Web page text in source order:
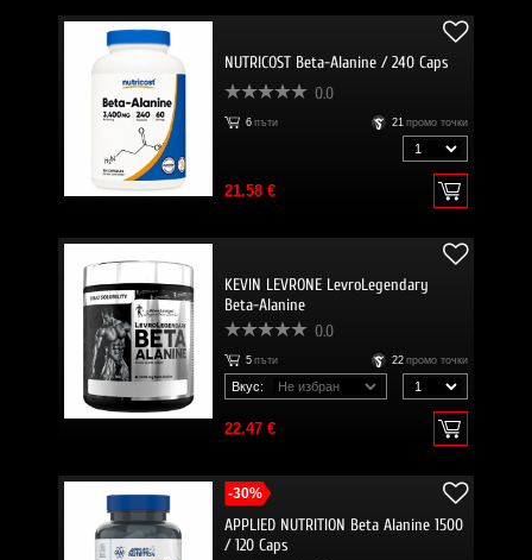
NUTRICOST Beta-Alanine / 240 Caps
0.0
6 пъти 21 промо точки
21.58 €
KEVIN LEVRONE LevroLegendary
Beta-Alanine
0.0
5 пъти 22 промо точки
Вкус:
22.47 €
-30%
APPLIED NUTRITION Beta Alanine 1500
/ 120 Caps